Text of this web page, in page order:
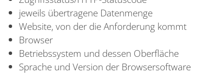
jeweils übertragene Datenmenge
Website, von der die Anforderung kommt
Browser
Betriebssystem und dessen Oberfläche
Sprache und Version der Browsersoftware